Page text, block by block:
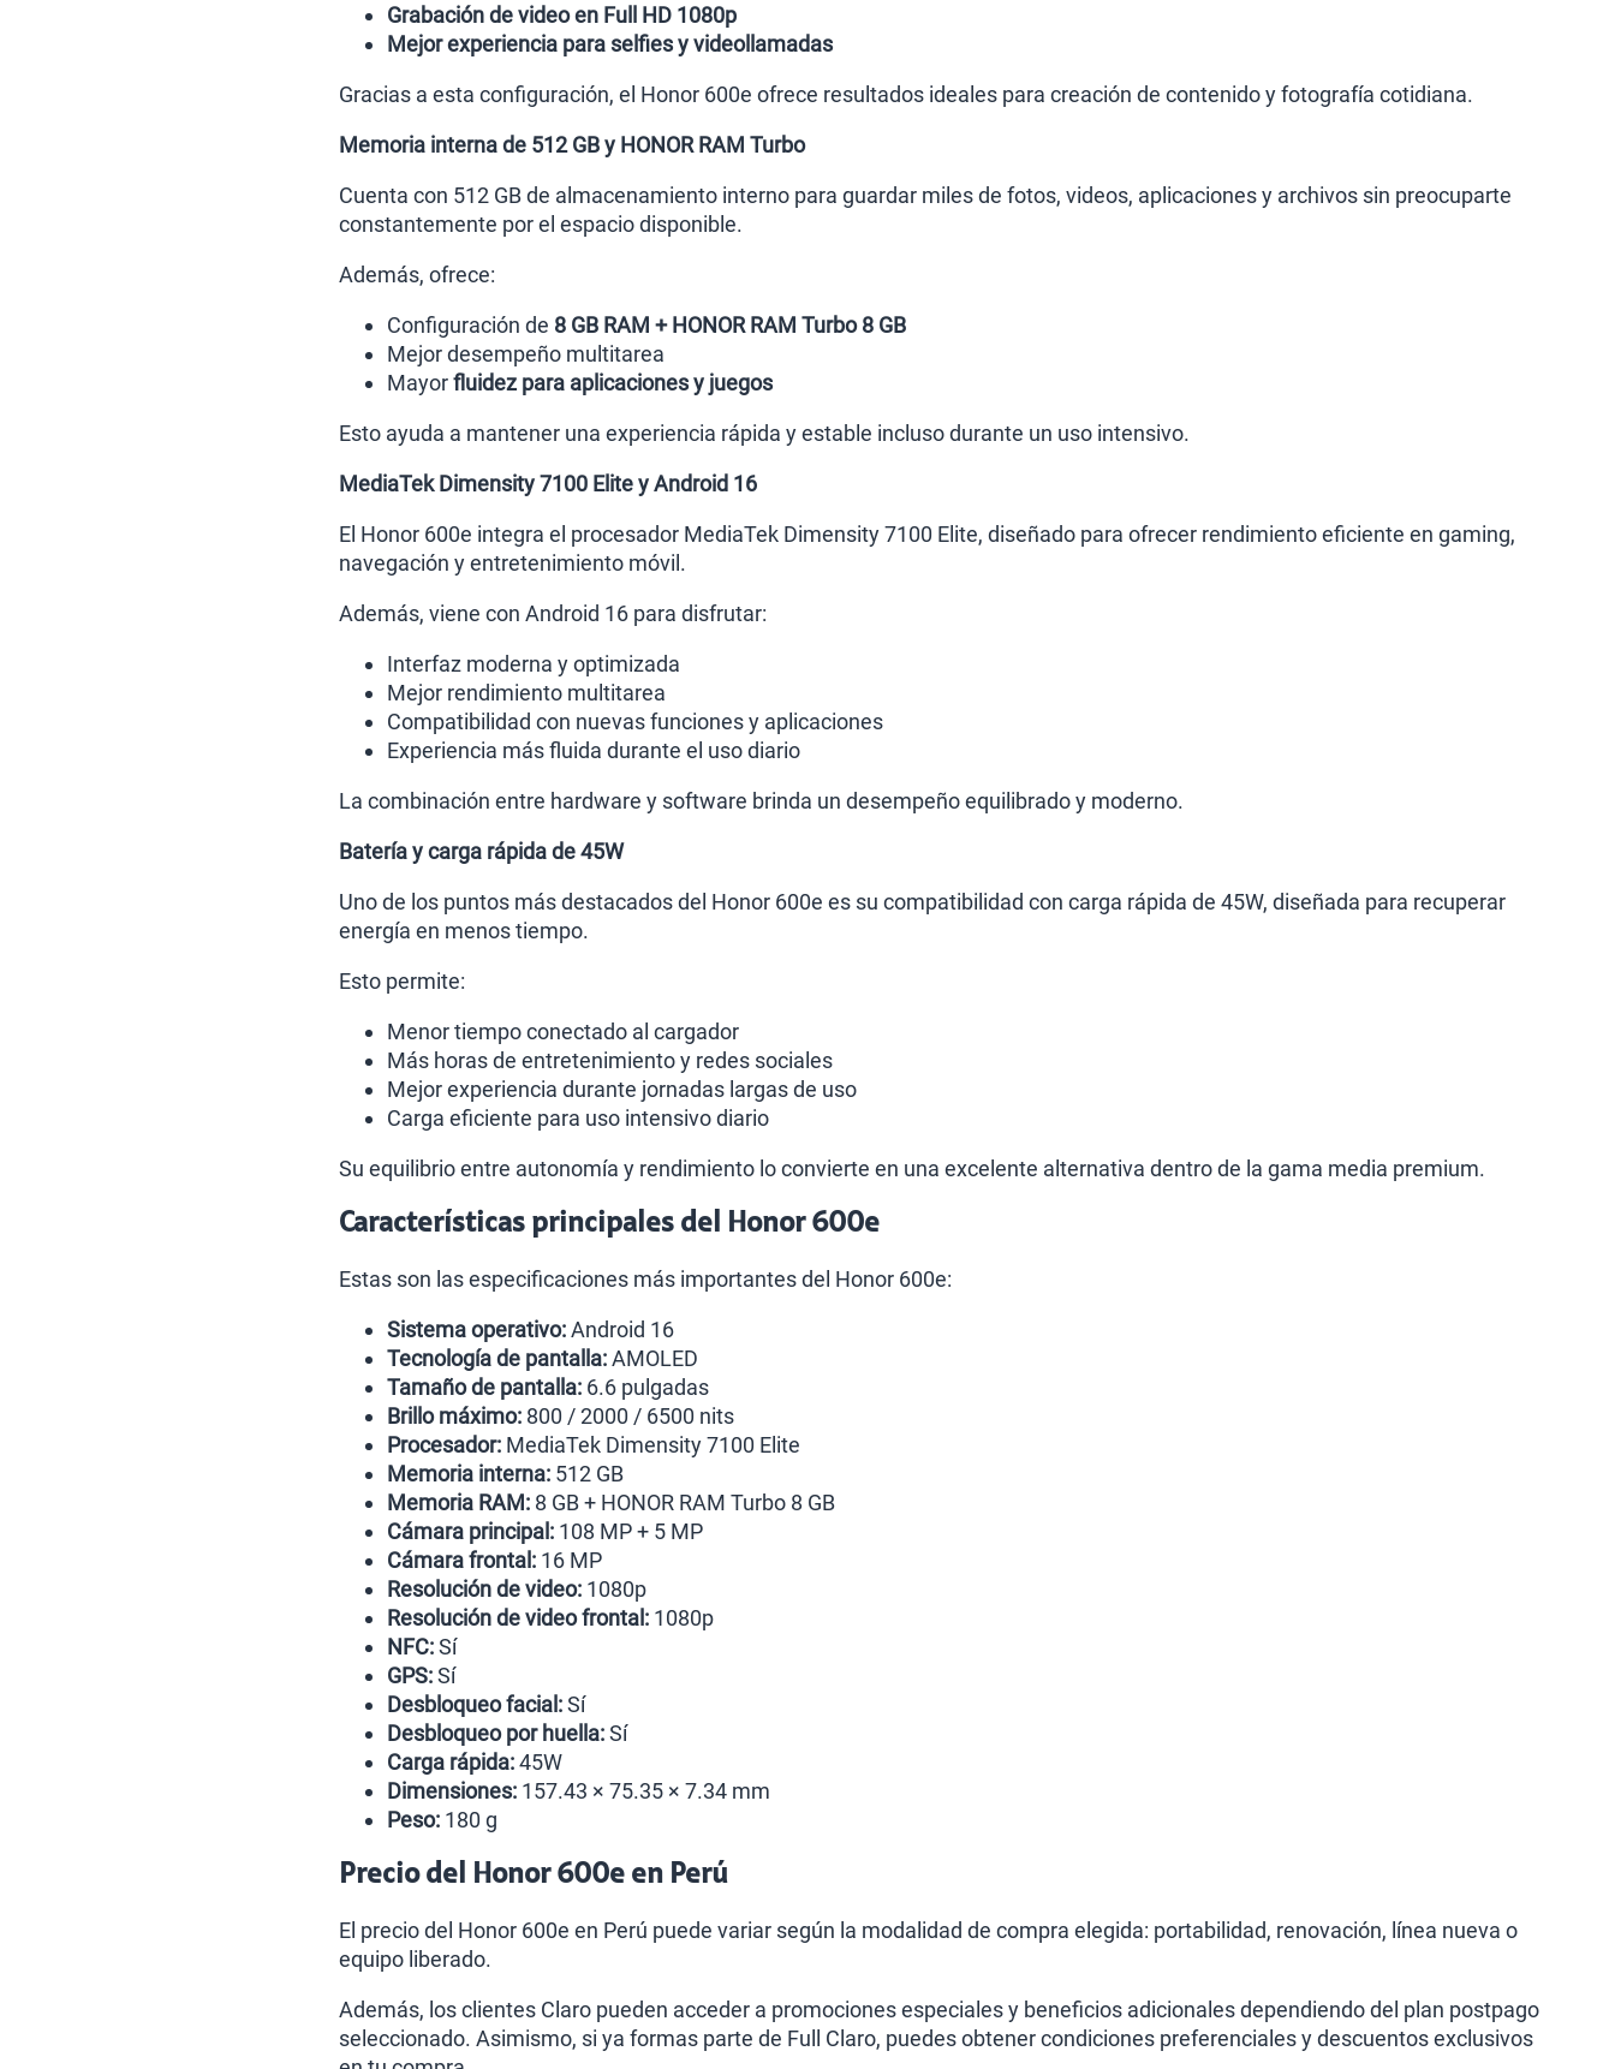
Grabación de video en Full HD 1080p
Mejor experiencia para selfies y videollamadas
Gracias a esta configuración, el Honor 600e ofrece resultados ideales para creación de contenido y fotografía cotidiana.
Memoria interna de 512 GB y HONOR RAM Turbo
Cuenta con 512 GB de almacenamiento interno para guardar miles de fotos, videos, aplicaciones y archivos sin preocuparte
constantemente por el espacio disponible.
Además, ofrece:
Configuración de 8 GB RAM + HONOR RAM Turbo 8 GB
Mejor desempeño multitarea
Mayorfluidez para aplicaciones y juegos
Esto ayuda a mantener una experiencia rápida y estable incluso durante un uso intensivo.
MediaTek Dimensity 7100 Elite y Android 16
El Honor 600e integra el procesador MediaTek Dimensity 7100 Elite, diseñado para ofrecer rendimiento eficiente en gaming,
navegación y entretenimiento móvil.
Además, viene con Android 16 para disfrutar:
Interfaz moderna y optimizada
Mejor rendimiento multitarea
Compatibilidad con nuevas funciones y aplicaciones
Experiencia más fluida durante el uso diario
La combinación entre hardware y software brinda un desempeño equilibrado y moderno.
Batería y carga rápida de 45W
Uno de los puntos más destacados del Honor 600e es su compatibilidad con carga rápida de 45W, diseñada para recuperar
energía en menos tiempo.
Esto permite:
Menor tiempo conectado al cargador
Más horas de entretenimiento y redes sociales
Mejor experiencia durante jornadas largas de uso
Carga eficiente para uso intensivo diario
Su equilibrio entre autonomía y rendimiento lo convierte en una excelente alternativa dentro de la gama media premium.
Características principales del Honor 600e
Estas son las especificaciones más importantes del Honor 600e:
Sistema operativo:Android 16
Tecnología de pantalla:AMOLED
Tamaño de pantalla: 6.6 pulgadas
Brillo máximo: 800 / 2000 / 6500 nits
Procesador: MediaTek Dimensity 7100 Elite
Memoria interna: 512 GB
Memoria RAM: 8 GB + HONOR RAM Turbo 8 GB
Cámara principal: 108 MP + 5 MP
Cámara frontal: 16 MP
Resolución de video: 1080p
Resolución de video frontal: 1080p
NFC:Sí
GPS:Sí
Desbloqueo facial:Sí
Desbloqueo por huella:Sí
Carga rápida:45W
Dimensiones: 157.43 × 75.35 × 7.34 mm
Peso: 180 g
Precio del Honor 600e en Perú
El precio del Honor 600e en Perú puede variar según la modalidad de compra elegida: portabilidad, renovación, línea nueva o
equipo liberado.
Además, los clientes Claro pueden acceder a promociones especiales y beneficios adicionales dependiendo del plan postpago
seleccionado. Asimismo, si ya formas parte de Full Claro, puedes obtener condiciones preferenciales y descuentos exclusivos